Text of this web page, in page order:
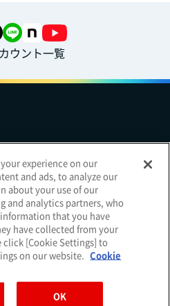
ウント一覧
ご利用規約明治グループのDX
（ EN ｜簡体 ）
experience on our
and ads, to analyze our
about your use of our
and analytics partners, who
that you have
have collected from your
click [Cookie Settings] to
on our website. Cookie
OK